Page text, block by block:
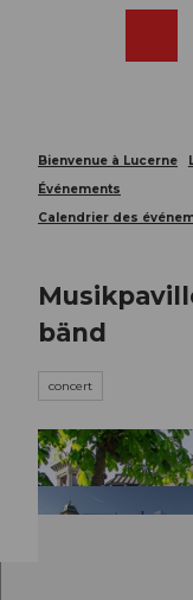
Bienvenue à Lucerne
Événements
Calendrier des
bänd
concert